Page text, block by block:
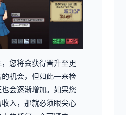
您将会获得晋升至更
机会，但如此一来检
会逐渐增加。如果您
入，那就必须眼尖心